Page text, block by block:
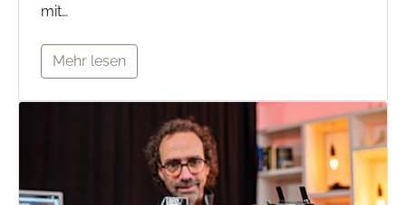
mit…
Mehr lesen